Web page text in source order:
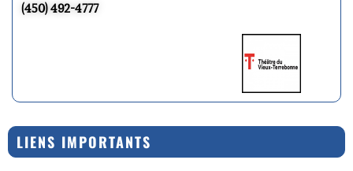
(450) 492-4777
LIENS IMPORTANTS